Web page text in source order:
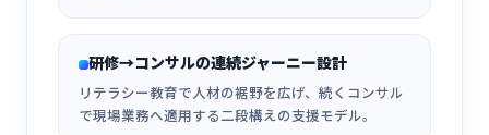
研修→コンサルの連続ジャーニー設計
リテラシー教育で人材の裾野を広げ、続くコンサル
で現場業務へ適用する二段構えの支援モデル。